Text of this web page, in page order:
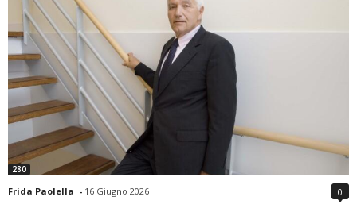
280
Frida Paolella - 16 Giugno 2026 0